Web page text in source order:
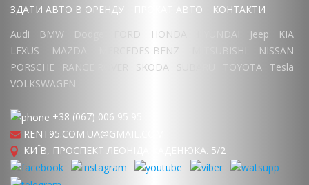
ЗДАТИ АВТО В ОРЕНДУ
ПРОКАТ АВТО
КОНТАКТИ
Audi
BMW Dodge FORD HONDA HYUNDAI Jeep
KIA
LEXUS
MAZDA MERCEDES-BENZ MITSUBISHI
NISSAN
PORSCHE
RANGE ROVER SKODA TOYOTA
Tesla
VOLKSWAGEN
+38 (067) 006 95 95
RENT95.COM.UA@GMAIL.COM
КИЇВ, ПРОСПЕКТ ЛЕОНІДА КАДЕНЮКА. 5/2